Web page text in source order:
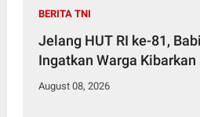
BERITA TNI
Jelang HUT RI ke-81,
Ingatkan Warga
August 08, 2026